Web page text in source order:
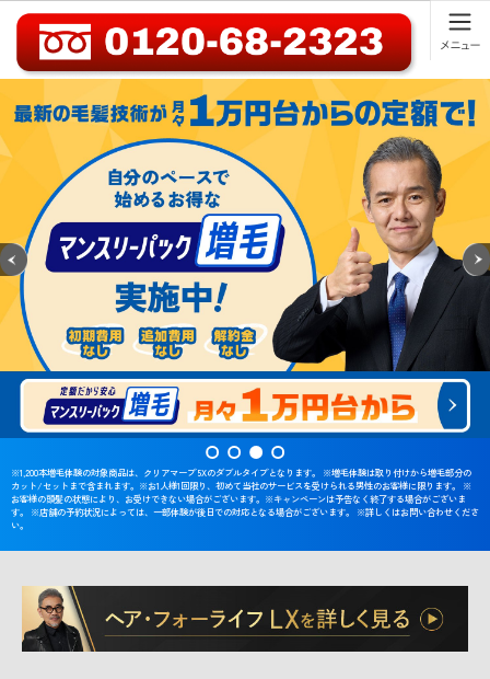
※1,200本増毛体験の対象商品は、クリアマープ 5Xのダブルタイプとなります。 ※増毛体験は取り付けから増毛部分の
カット/セットまで含まれます。※お1人様1回限り、初めて当社のサービスを受けられる男性のお客様に限ります。 ※
お客様の頭髪の状態により、お受けできない場合がございます。※キャンペーンは予告なく終了する場合がございま
す。 ※店舗の予約状況によっては、一部体験が後日での対応となる場合がございます。 ※詳しくはお問い合わせくださ
い。